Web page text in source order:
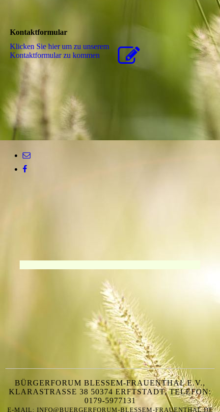
Kontaktformular
Klicken Sie hier um zu unserem
Kon­takt­for­mu­lar zu kommen
BÜRGERFORUM BLESSEM-FRAUENTHAL E.V.,
KLARASTRASSE 38 50374 ERFTSTADT, TELEFON:
0179-5977131
E-MAIL: INFO@BUERGERFORUM-BLESSEM-FRAUENTHAL.DE